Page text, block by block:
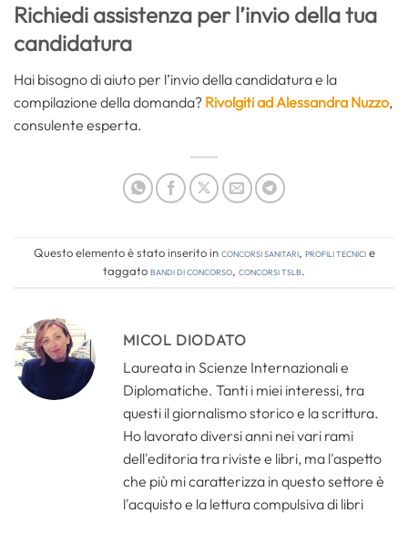
Richiedi assistenza per l’invio della tua
candidatura
Hai bisogno di aiuto per l’invio della candidatura e la
compilazione della domanda? Rivolgiti ad Alessandra Nuzzo,
consulente esperta.
Questo elemento è stato inserito inConcorsi Sanitari, Profili tecnicie
taggatobandi di concorso, concorsi tslb.
MICOL DIODATO
Laureata in Scienze Internazionali e
Diplomatiche. Tanti i miei interessi, tra
questi il giornalismo storico e la scrittura.
Ho lavorato diversi anni nei vari rami
dell'editoria tra riviste e libri, ma l'aspetto
che più mi caratterizza in questo settore è
l'acquisto e la lettura compulsiva di libri